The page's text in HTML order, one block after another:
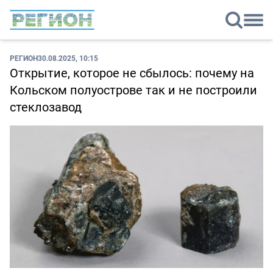
РЕГИОН30.08.2025, 10:15
Открытие, которое не сбылось: почему на
Кольском полуострове так и не построили
стеклозавод